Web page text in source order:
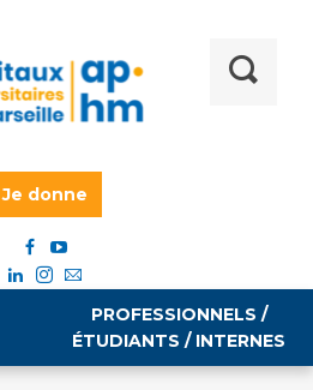
Je donne
PROFESSIONNELS /
ÉTUDIANTS / INTERNES